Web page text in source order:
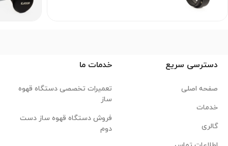
دسترسی سریع
صفحه اصلی
خدمات
گالری
خدمات ما
تعمیرات تخصصی دستگاه قهوه
ساز
فروش دستگاه قهوه ساز دست
دوم